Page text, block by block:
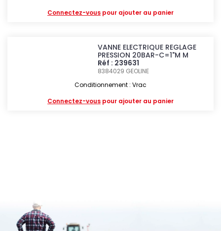
Connectez-vous pour ajouter au panier
VANNE ELECTRIQUE REGLAGE
PRESSION 20BAR-C=1"M M
Réf : 239631
8384029 GEOLINE
Conditionnement : Vrac
Connectez-vous pour ajouter au panier